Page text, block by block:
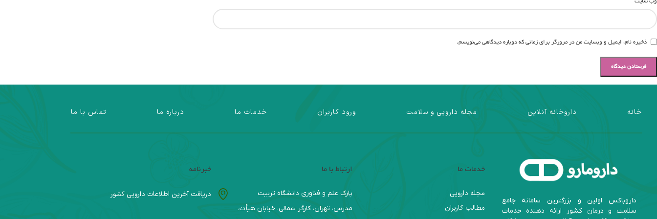
ذخیره نام، ایمیل و وبسایت من در مرورگر برای زمانی که دوباره دیدگاهی می‌نویسم.
خانه داروخانه آنلاین مجله دارویی و سلامت ورود کاربران خدمات ما درباره ما تماس با ما
داروباکس اولین و بزرگترین سامانه جامع
سلامت و درمان کشور ارائه دهنده خدمات
خدمات ما
مجله دارویی
مطالب کاربران
ارتباط با ما
پارک علم و فناوری دانشگاه تربیت
مدرس، تهران، کارگر شمالی، خیابان هیأت،
خبرنامه
دریافت آخرین اطلاعات دارویی کشور